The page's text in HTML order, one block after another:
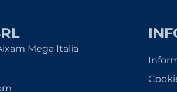
Mega Italia